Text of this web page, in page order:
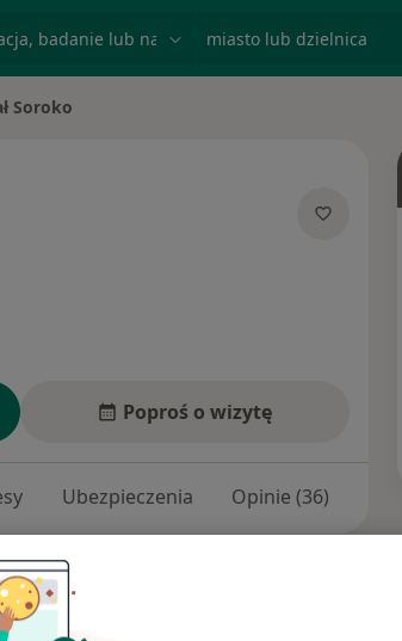
Soroko
Poproś o wizytę
Ubezpieczenia Opinie (36)